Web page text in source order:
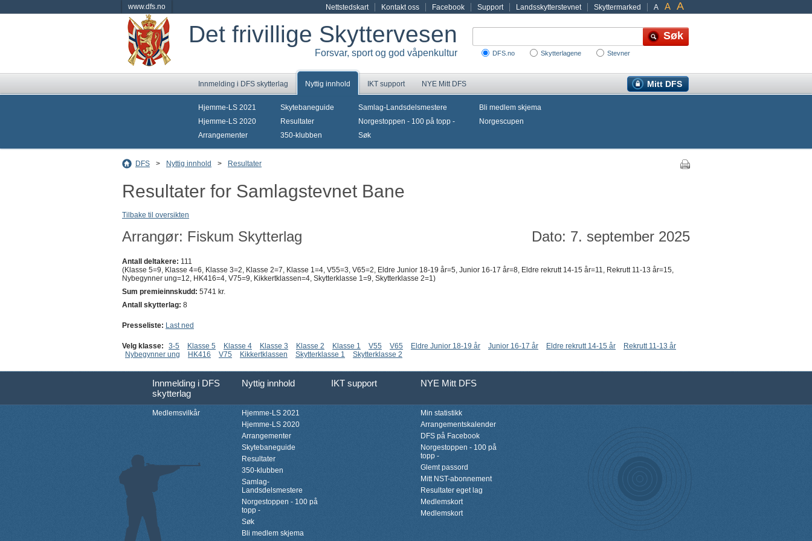
www.dfs.no A A A
Nettstedskart Kontakt oss Facebook Support Landsskytterstevnet Skyttermarked
Det frivillige Skyttervesen
Forsvar, sport og god våpenkultur DFS.no Skytterlagene Stevner
Innmelding i DFS skytterlag Nyttig innhold IKT support Mitt DFS
NYE Mitt DFS
Hjemme-LS 2021
Hjemme-LS 2020
Arrangementer
Skytebaneguide
Resultater
350-klubben
Samlag-Landsdelsmestere
Norgestoppen - 100 på topp -
Søk
Bli medlem skjema
Norgescupen
DFS > Nyttig innhold > Resultater
Resultater for Samlagstevnet Bane
Tilbake til oversikten
Arrangør: Fiskum Skytterlag Dato: 7. september 2025
Antall deltakere: 111
(Klasse 5=9, Klasse 4=6, Klasse 3=2, Klasse 2=7, Klasse 1=4, V55=3, V65=2, Eldre Junior 18-19 år=5, Junior 16-17 år=8, Eldre rekrutt 14-15 år=11, Rekrutt 11-13 år=15,
Nybegynner ung=12, HK416=4, V75=9, Kikkertklassen=4, Skytterklasse 1=9, Skytterklasse 2=1)
Sum premieinnskudd: 5741 kr.
Antall skytterlag: 8
Presseliste: Last ned
Velg klasse: 3-5 Klasse 5 Klasse 4 Klasse 3 Klasse 2 Klasse 1 V55 V65 Eldre Junior 18-19 år Junior 16-17 år Eldre rekrutt 14-15 år
Rekrutt 11-13 år
Nybegynner ung
HK416 V75 Kikkertklassen Skytterklasse 1 Skytterklasse 2
Innmelding i DFS
skytterlag
Nyttig innhold IKT support NYE Mitt DFS
Medlemsvilkår
Hjemme-LS 2021
Hjemme-LS 2020
Arrangementer
Skytebaneguide
Resultater
350-klubben
Samlag-
Landsdelsmestere
Norgestoppen - 100 på
topp -
Søk
Bli medlem skjema
Min statistikk
Arrangementskalender
DFS på Facebook
Norgestoppen - 100 på
topp -
Glemt passord
Mitt NST-abonnement
Resultater eget lag
Medlemskort
Medlemskort